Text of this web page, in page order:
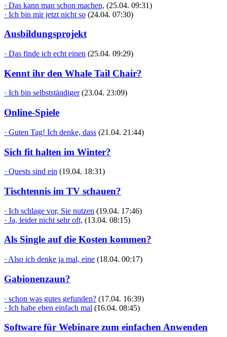
· Das kann man schon machen, (25.04. 09:31)
· Ich bin mir jetzt nicht so (24.04. 07:30)
Ausbildungsprojekt
· Das finde ich echt einen (25.04. 09:29)
Kennt ihr den Whale Tail Chair?
· Ich bin selbstständiger (23.04. 23:09)
Online-Spiele
· Guten Tag! Ich denke, dass (21.04. 21:44)
Sich fit halten im Winter?
· Quests sind ein (19.04. 18:31)
Tischtennis im TV schauen?
· Ich schlage vor, Sie nutzen (19.04. 17:46)
· Ja, leider nicht sehr oft, (13.04. 08:15)
Als Single auf die Kosten kommen?
· Also ich denke ja mal, eine (18.04. 00:17)
Gabionenzaun?
· schon was gutes gefunden? (17.04. 16:39)
· Ich habe eben einfach mal (16.04. 08:45)
Software für Webinare zum einfachen Anwenden